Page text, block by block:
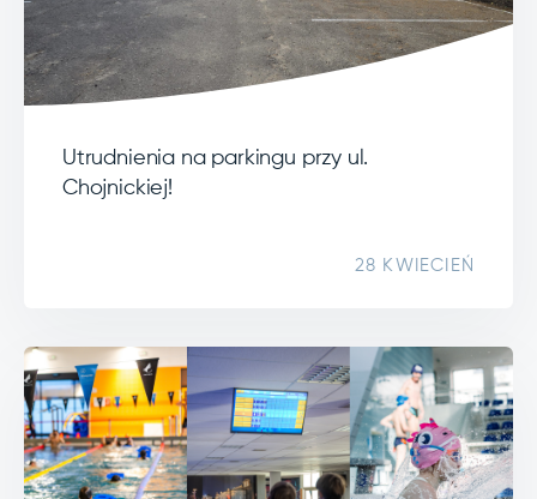
Utrudnienia na parkingu przy ul.
Chojnickiej!
28 KWIECIEŃ